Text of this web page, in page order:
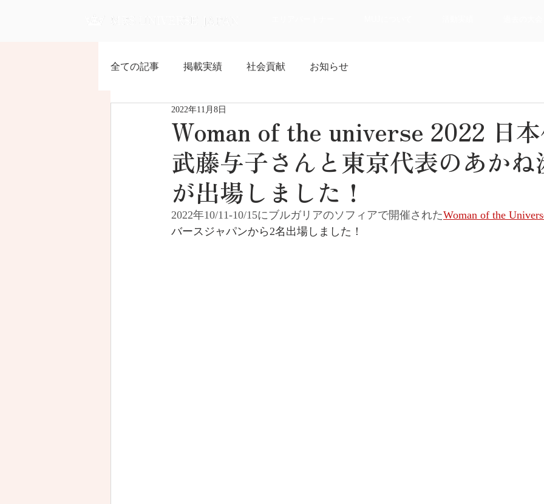
全ての記事 掲載実績 社会貢献 お知らせ
Woman of the universe 2022 日
武藤与子さんと東京代表のあかね
が出場しました！
2022年11月8日
2022年10/11-10/15にブルガリアのソフィアで開催されたWoman of the
バースジャパンから2名出場しました！